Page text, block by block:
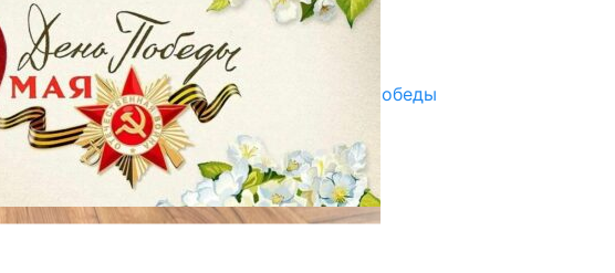
Улуу Жеңиштин жандуу сөзү
29.04.2025
Награды в преддверии Дня Победы
29.04.2025